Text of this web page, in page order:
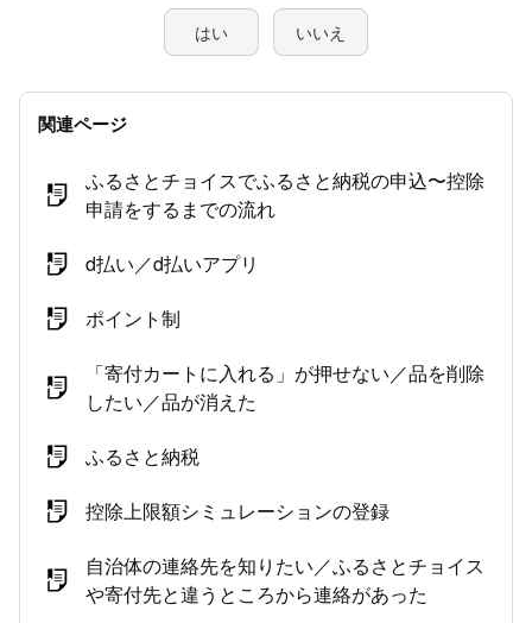
はい いいえ
関連ページ
ふるさとチョイスでふるさと納税の申込〜控除
申請をするまでの流れ
d払い／d払いアプリ
ポイント制
「寄付カートに入れる」が押せない／品を削除
したい／品が消えた
ふるさと納税
控除上限額シミュレーションの登録
自治体の連絡先を知りたい／ふるさとチョイス
や寄付先と違うところから連絡があった